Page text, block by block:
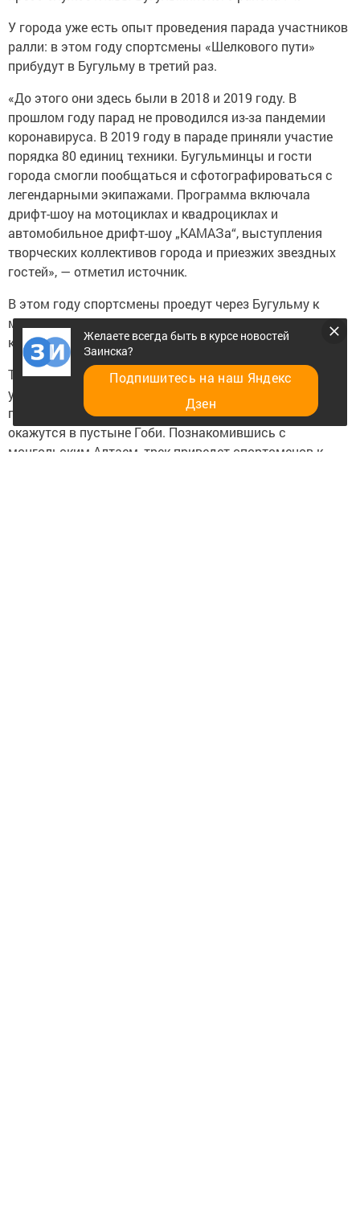
У города уже есть опыт проведения парада участников
ралли: в этом году спортсмены «Шелкового пути»
прибудут в Бугульму в третий раз.
«До этого они здесь были в 2018 и 2019 году. В
прошлом году парад не проводился из-за пандемии
коронавируса. В 2019 году в параде приняли участие
порядка 80 единиц техники. Бугульминцы и гости
города смогли пообщаться и сфотографироваться с
легендарными экипажами. Программа включала
дрифт-шоу на мотоциклах и квадроциклах и
автомобильное дрифт-шоу „КАМАЗа“, выступления
творческих коллективов города и приезжих звездных
гостей», — отметил источник.
В этом году спортсмены проедут через Бугульму к
месту торжественного старта международного ралли,
который состоится 1 июля в Омске.
Трасса ралли включит десять этапов. Из Омска
участники двинутся через леса Сибири и Алтайские
горы в Монголию, пересекут ее с запада на восток и
окажутся в пустыне Гоби. Познакомившись с
монгольским Алтаем, трек приведет спортсменов к
Желаете всегда быть в курсе новостей
Заинска?
Подпишитесь на наш Яндекс
Дзен